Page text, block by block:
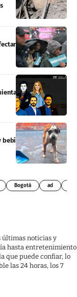
elecciones en
interactiva que
agua de
Bogotá ad
últimas noticias y
hasta entretenimiento
que puede confiar, lo
las 24 horas, los 7